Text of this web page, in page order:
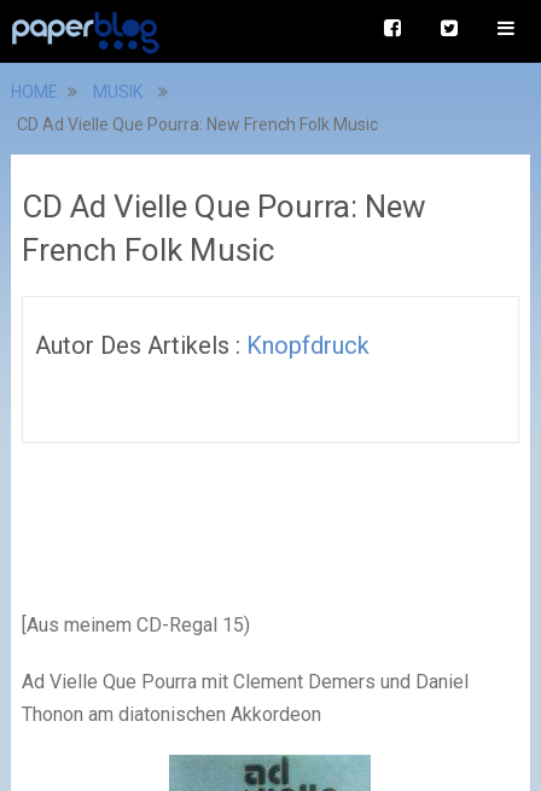
HOME
MUSIK
CD Ad Vielle Que Pourra: New French Folk Music
CD Ad Vielle Que Pourra: New
French Folk Music
Autor Des Artikels : Knopfdruck
[Aus meinem CD-Regal 15)
Ad Vielle Que Pourra mit Clement Demers und Daniel
Thonon am diatonischen Akkordeon